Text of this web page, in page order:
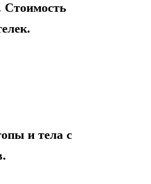
Стоимость
и тела с